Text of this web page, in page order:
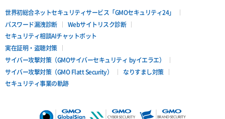
ボリュームアタッチ
ボリュームデタッチ
世界初総合ネットセキュリティサービス「GMOセキュリティ24」
パスワード漏洩診断
Webサイトリスク診断
セキュリティ相談AIチャットボット
実在証明・盗聴対策
サイバー攻撃対策（GMOサイバーセキュリティ byイエラエ）
サイバー攻撃対策（GMO Flatt Security）
なりすまし対策
セキュリティ事業の軌跡